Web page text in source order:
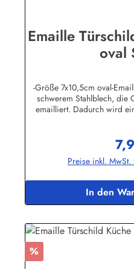
Emaille
oval
-Größe 7x10,5cm oval-
schwerem Stahlblech, die
emailliert. Dadurch wird
enthalten sind, dürfen nur
die Lackierung abplatzen
auch nach Wunsch
Binikowski
Preise inkl. MwSt.
In den
Rabatt
%